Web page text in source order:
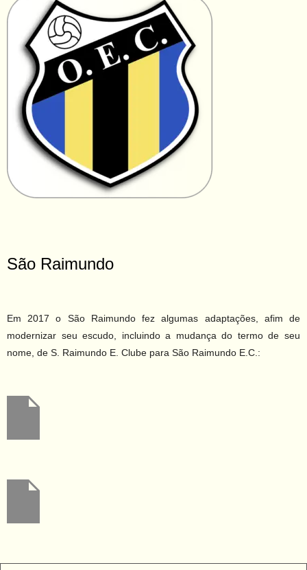
São Raimundo
Em 2017 o São Raimundo fez algumas adaptações, afim de
modernizar seu escudo, incluindo a mudança do termo de seu
nome, de S. Raimundo E. Clube para São Raimundo E.C.: